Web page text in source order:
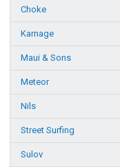
Choke
Karnage
Maui & Sons
Meteor
Nils
Street Surfing
Sulov